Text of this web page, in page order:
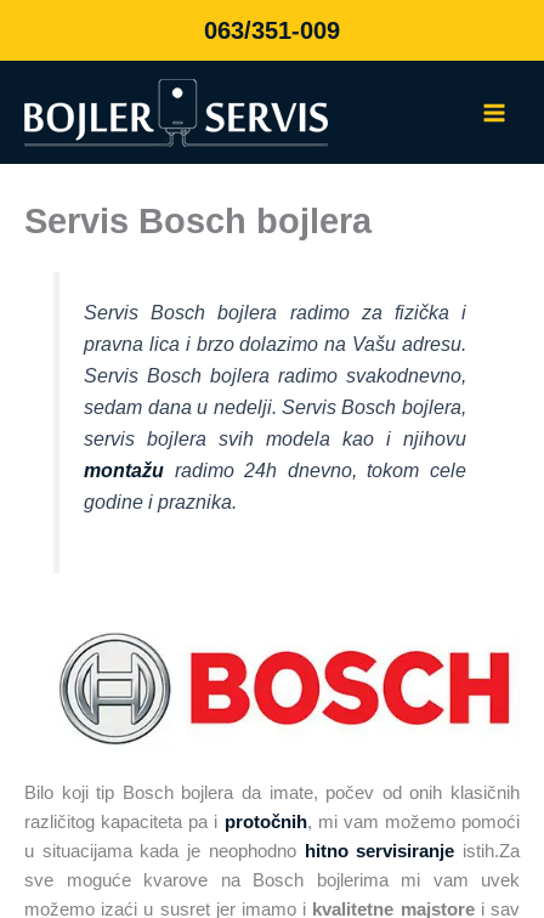
063/351-009
Servis Bosch bojlera
Servis Bosch bojlera radimo za fizička i
pravna lica i brzo dolazimo na Vašu adresu.
Servis Bosch bojlera radimo svakodnevno,
sedam dana u nedelji. Servis Bosch bojlera,
servis bojlera svih modela kao i njihovu
montažu radimo 24h dnevno, tokom cele
godine i praznika.
Bilo koji tip Bosch bojlera da imate, počev od onih klasičnih
različitog kapaciteta pa i protočnih, mi vam možemo pomoći
u situacijama kada je neophodno
hitno servisiranje istih.Za
sve moguće kvarove na Bosch bojlerima mi vam uvek
možemo izaći u susret jer imamo i kvalitetne majstorei sav